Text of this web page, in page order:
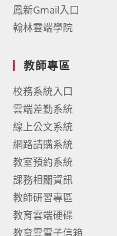
鳳新Gmail入口
翰林雲端學院
教師專區
校務系統入口
雲端差勤系統
線上公文系統
網路請購系統
教室預約系統
課務相關資訊
教師研習專區
教育雲端硬碟
教育雲電子信箱